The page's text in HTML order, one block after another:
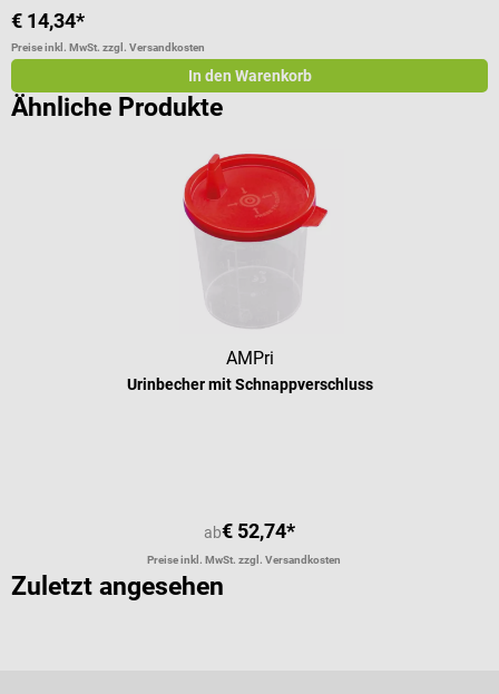
€ 14,34*
Preise inkl. MwSt. zzgl. Versandkosten
In den Warenkorb
Ähnliche Produkte
AMPri
Urinbecher mit Schnappverschluss
ab€ 52,74*
Preise inkl. MwSt. zzgl. Versandkosten
Zuletzt angesehen